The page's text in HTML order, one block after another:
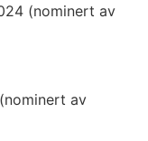
(nominert av
av